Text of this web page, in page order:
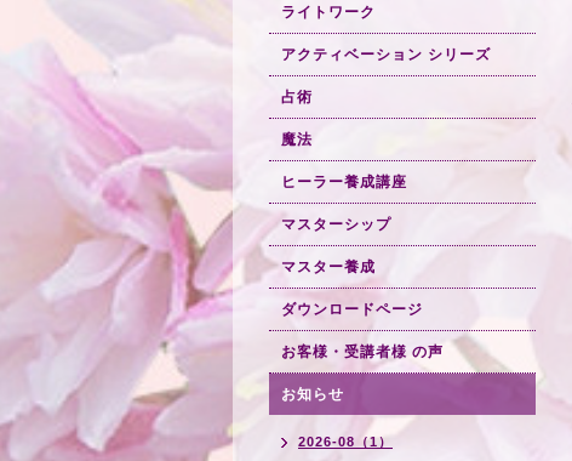
ライトワーク
アクティベーション シリーズ
占術
魔法
ヒーラー養成講座
マスターシップ
マスター養成
ダウンロードページ
お客様・受講者様 の声
お知らせ
2026-08（1）